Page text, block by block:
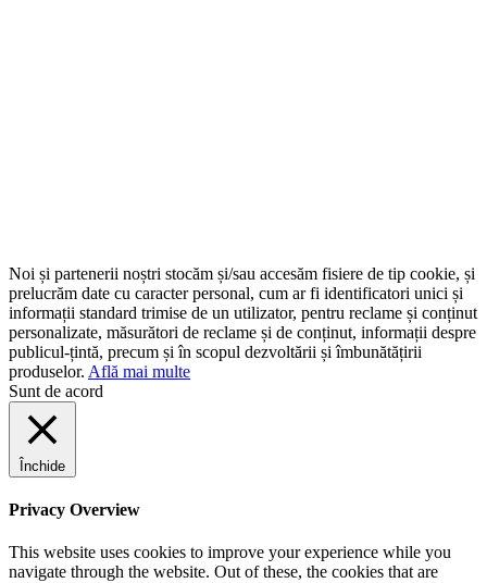
Noi și partenerii noștri stocăm și/sau accesăm fisiere de tip cookie, și
prelucrăm date cu caracter personal, cum ar fi identificatori unici și
informații standard trimise de un utilizator, pentru reclame și conținut
personalizate, măsurători de reclame și de conținut, informații despre
publicul-țintă, precum și în scopul dezvoltării și îmbunătățirii
produselor. Află mai multe
Sunt de acord
Închide
Privacy Overview
This website uses cookies to improve your experience while you
navigate through the website. Out of these, the cookies that are